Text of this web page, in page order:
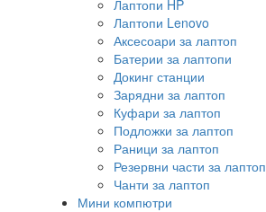
Лаптопи HP
Лаптопи Lenovo
Аксесоари за лаптоп
Батерии за лаптопи
Докинг станции
Зарядни за лаптоп
Куфари за лаптоп
Подложки за лаптоп
Раници за лаптоп
Резервни части за лаптоп
Чанти за лаптоп
Мини компютри